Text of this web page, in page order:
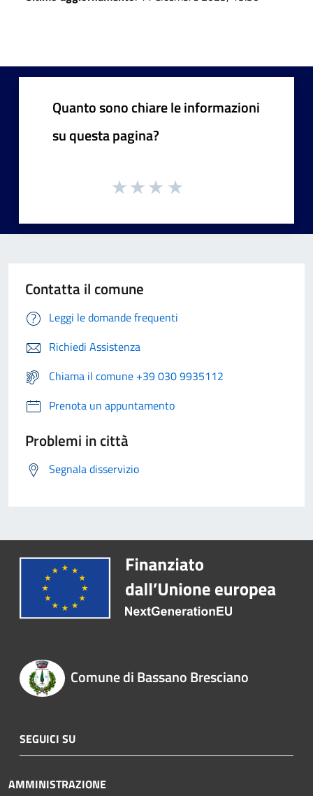
Quanto sono chiare le informazioni
su questa pagina?
Contatta il comune
Leggi le domande frequenti
Richiedi Assistenza
Chiama il comune +39 030 9935112
Prenota un appuntamento
Problemi in città
Segnala disservizio
Comune di Bassano Bresciano
SEGUICI SU
AMMINISTRAZIONE